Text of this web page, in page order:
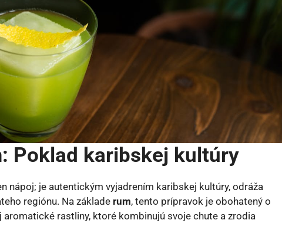
Poklad karibskej kultúry
nápoj; je autentickým vyjadrením karibskej kultúry, odráža
regiónu. Na základe rum, tento prípravok je obohatený o
aromatické rastliny, ktoré kombinujú svoje chute a zrodia